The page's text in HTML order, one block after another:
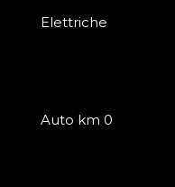
Elettriche
Auto km 0